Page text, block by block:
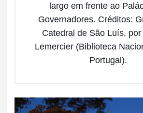
largo em frente ao
Governadores. Créditos:
Catedral de São Luís, por
Lemercier (Biblioteca
Portugal).